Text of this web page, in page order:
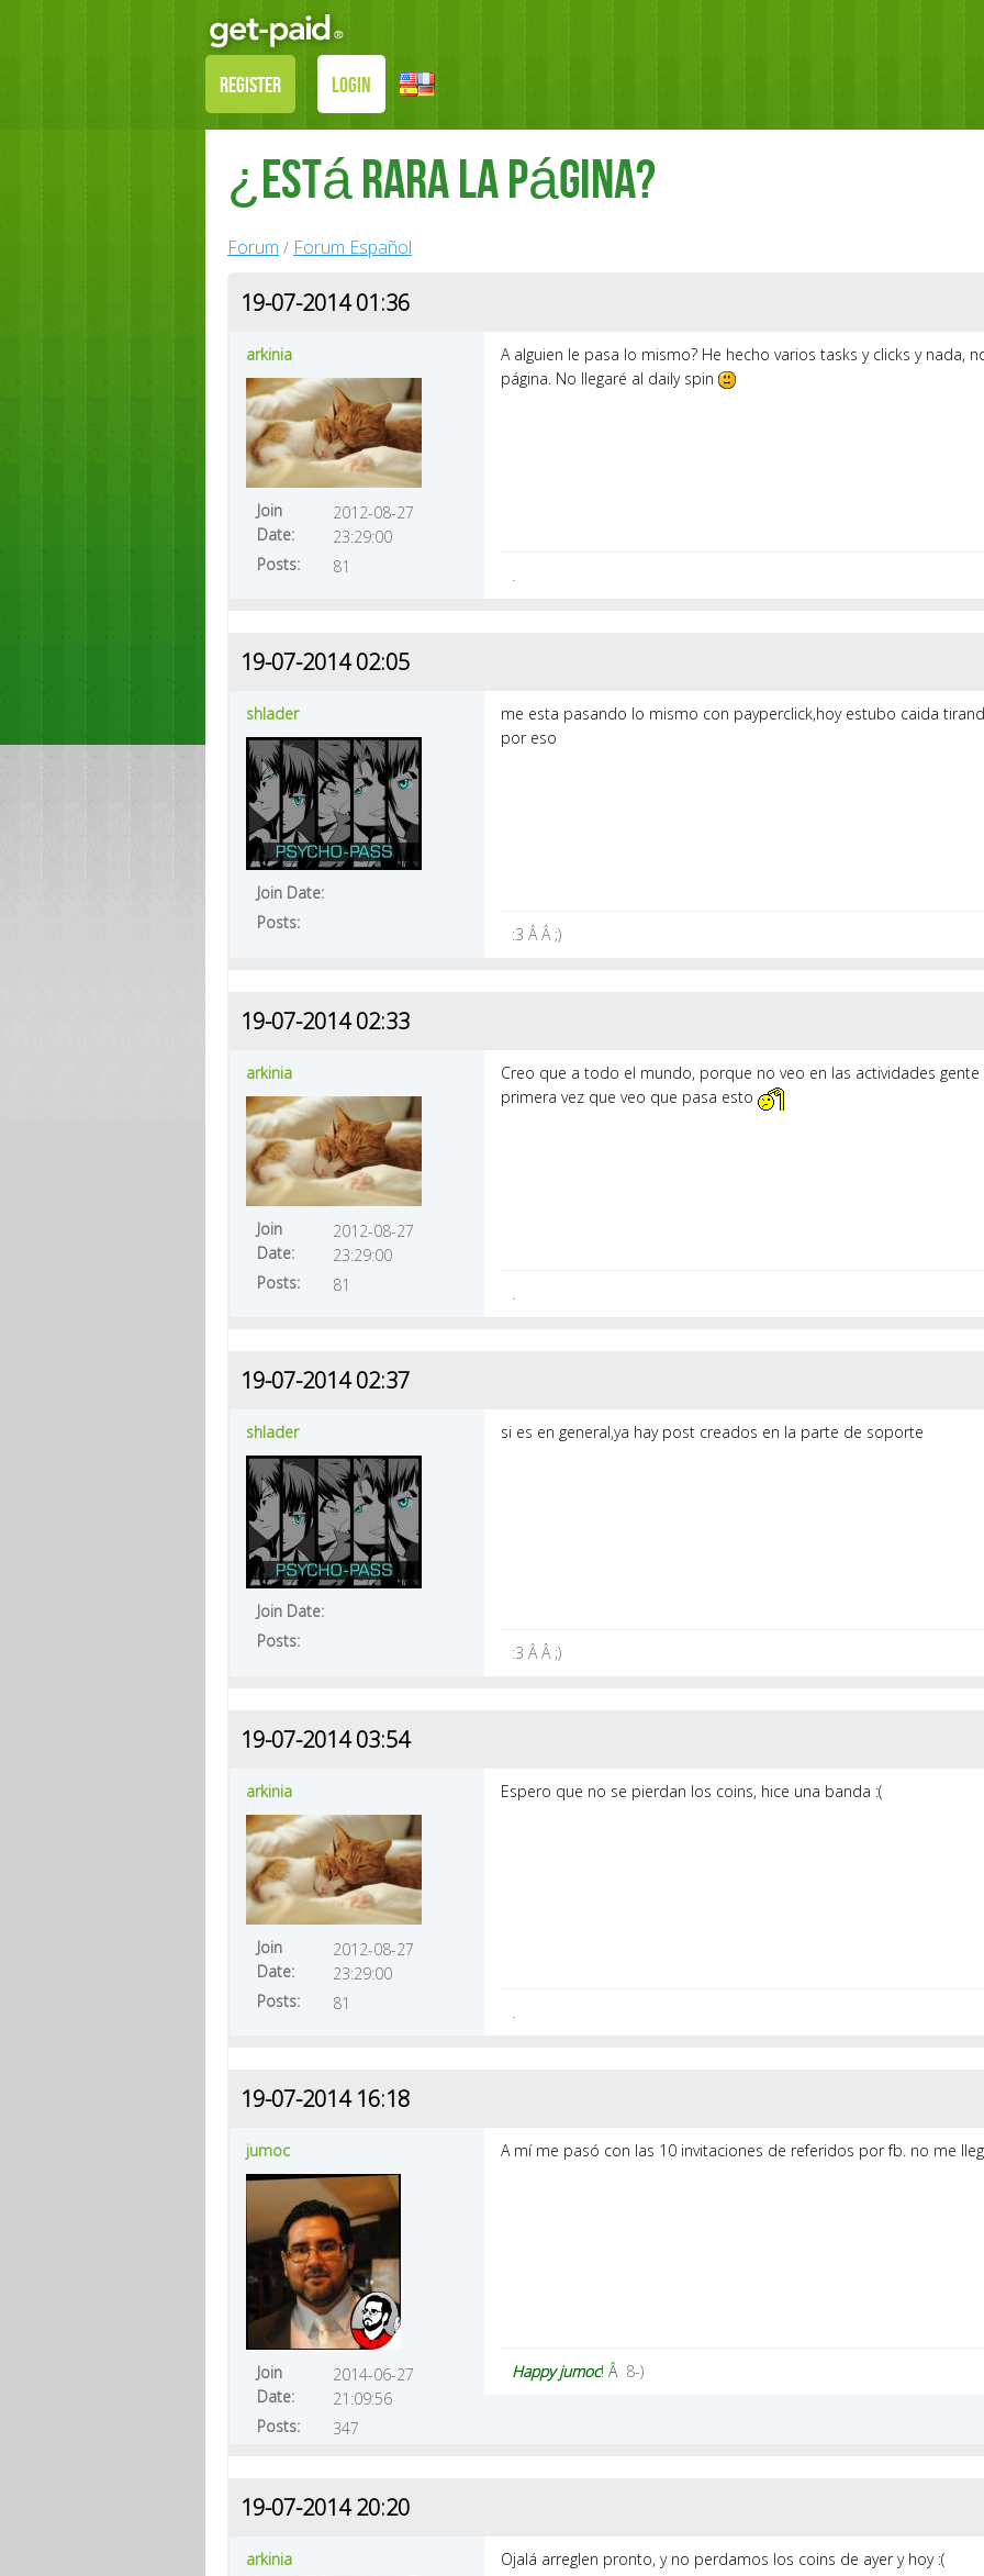
REGISTER LOGIN
¿Está rara la página?
Forum / Forum Español
19-07-2014 01:36
arkinia
Join
Date:
2012-08-27
23:29:00
Posts:
81
A alguien le pasa lo mismo? He hecho varios tasks y clicks y nada,
página. No llegaré al daily spin
.
19-07-2014 02:05
shlader
Join Date:
Posts:
me esta pasando lo mismo con payperclick,hoy estubo caida
por eso
:3 Â Â ;)
19-07-2014 02:33
arkinia
Join
Date:
2012-08-27
23:29:00
Posts:
81
Creo que a todo el mundo, porque no veo en las actividades
primera vez que veo que pasa esto
.
19-07-2014 02:37
shlader
Join Date:
Posts:
si es en general,ya hay post creados en la parte de soporte
:3 Â Â ;)
19-07-2014 03:54
arkinia
Join
Date:
2012-08-27
23:29:00
Posts:
81
Espero que no se pierdan los coins, hice una banda :(
.
19-07-2014 16:18
jumoc
Join
Date:
2014-06-27
21:09:56
Posts:
347
A mí me pasó con las 10 invitaciones de referidos por fb. no me
Happy jumoc! Â 8-)
19-07-2014 20:20
arkinia Ojalá arreglen pronto, y no perdamos los coins de ayer y hoy :(